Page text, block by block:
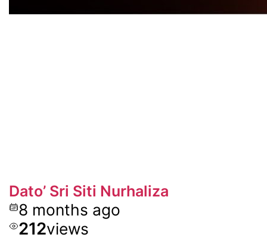
Dato’ Sri Siti Nurhaliza
8 months ago
212views